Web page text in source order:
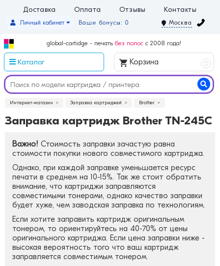
Доставка Оплата Отзывы Контакты
Ваши бонусы: 0
Личный кабинет Москва
global-cartidge - печать без полос с 2008 года!
Каталог Корзина 0
Интернет-магазин Заправка картриджей Brother
Заправка картридж Brother TN-245C
Важно! Стоимость заправки зачастую равна
стоимости покупки нового совместимого картриджа.
Однако, при каждой заправке уменьшается ресурс
печати в среднем на 10-15%. Так же стоит обратить
внимание, что картриджи заправляются
совместимыми тонерами, однако качество заправки
будет хуже, чем заводская заправка по технологиям.
Если хотите заправить картридж оригинальным
тонером, то ориентируйтесь на 40-70% от цены
оригинального картриджа. Если цена заправки ниже -
высокая вероятность того что ваш картридж
заправляется совместимым тонером.